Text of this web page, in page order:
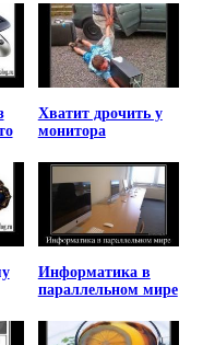
Хватит дрочить у
монитора
Информатика в
параллельном мире